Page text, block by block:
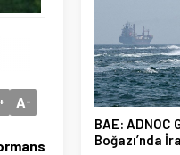
+ A-
BAE: ADNOC
Boğazı’nda